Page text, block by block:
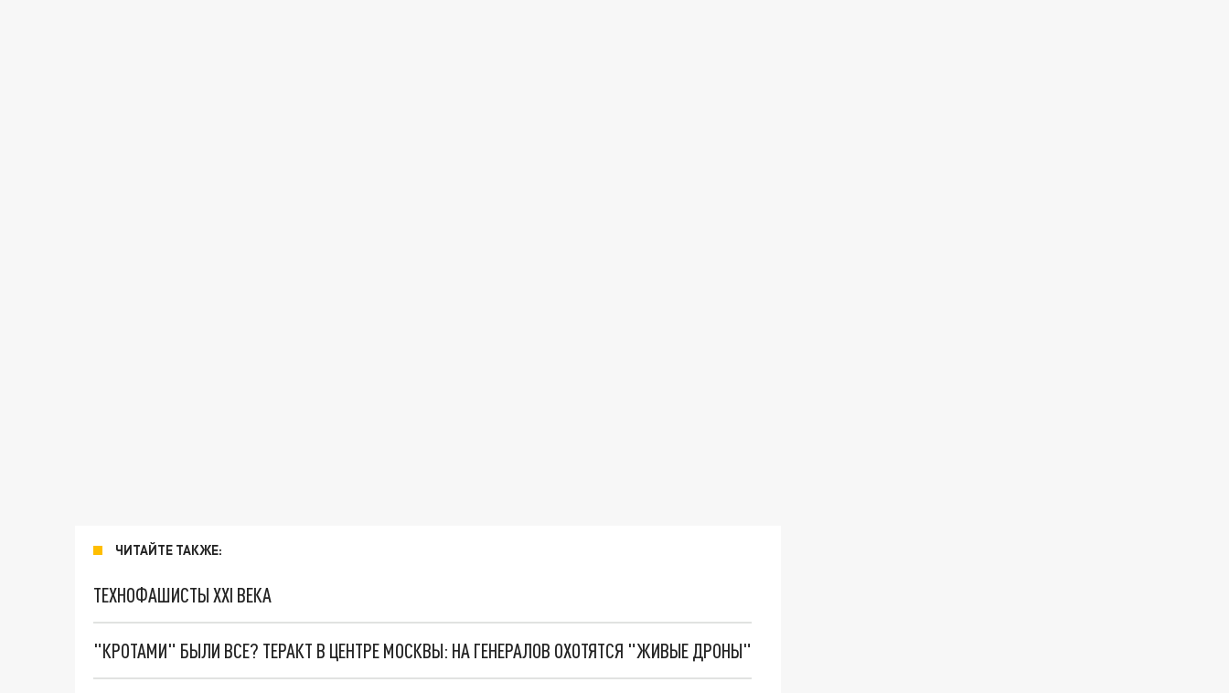
ЧИТАЙТЕ ТАКЖЕ:
ТЕХНОФАШИСТЫ XXI ВЕКА
"КРОТАМИ" БЫЛИ ВСЕ? ТЕРАКТ В ЦЕНТРЕ МОСКВЫ: НА ГЕНЕРАЛОВ ОХОТЯТСЯ "ЖИВЫЕ ДРОНЫ"